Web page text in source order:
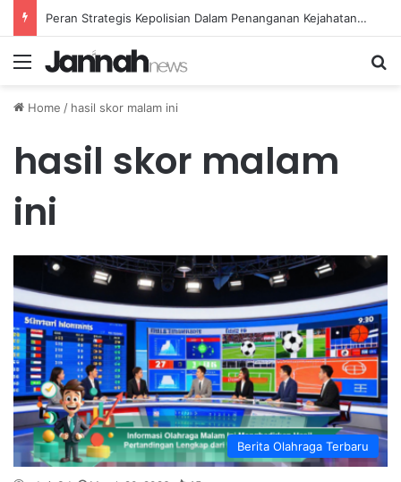
Peran Strategis Kepolisian Dalam Penanganan Kejahatan Siber di Indonesia
Menu
Home / hasil skor malam ini
hasil skor malam
ini
Berita Olahraga Terbaru